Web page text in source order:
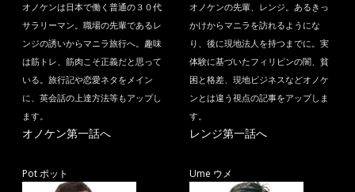
オノケンは日本で働く普通の３０代
サラリーマン。職場の先輩であるレ
ンジの誘いからマニラ旅行へ。趣味
は筋トレ、筋肉こそ正義だと思って
いる。旅行記や恋愛ネタをメイン
に、英会話の上達方法等もアップし
ます。
オノケン第一話へ
オノケンの先輩、レンジ。あるきっ
かけからマニラを訪れるようにな
り、後に現地法人を持つまでに。実
体験に基づいたフィリピンの闇、貧
困と格差、現地ビジネスなどオノケ
ンとは違う視点の記事をアップしま
す。
レンジ第一話へ
Pot ポット Ume ウメ